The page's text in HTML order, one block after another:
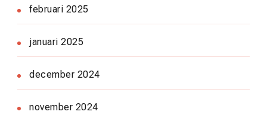
februari 2025
januari 2025
december 2024
november 2024